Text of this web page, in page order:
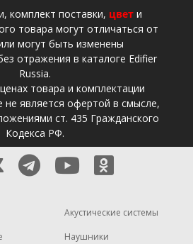
комплект поставки, цвет и
товара могут отличаться от
могут быть изменены
отражения в каталоге Edifier
Russia.
товара и комплектации
не является офертой в смысле,
ст. 435 Гражданского
Кодекса РФ.
Акустические системы
Наушники